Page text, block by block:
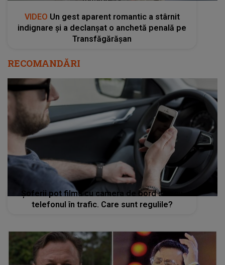
VIDEO Un gest aparent romantic a stârnit
indignare și a declanșat o anchetă penală pe
Transfăgărășan
RECOMANDĂRI
Șoferii pot filma cu camera de bord sau cu
telefonul în trafic. Care sunt regulile?